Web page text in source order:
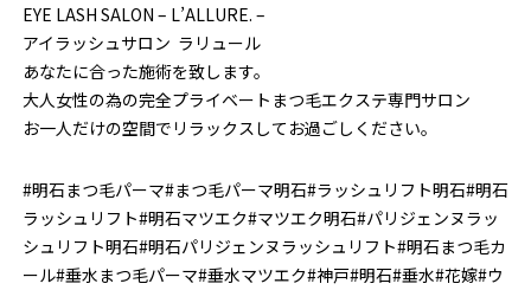
EYE LASH SALON – L’ALLURE. –
アイラッシュサロン ラリュール
あなたに合った施術を致します。
大人女性の為の完全プライベートまつ毛エクステ専門サロン
お一人だけの空間でリラックスしてお過ごしください。
#明石まつ毛パーマ#まつ毛パーマ明石#ラッシュリフト明石#明石
ラッシュリフト#明石マツエク#マツエク明石#パリジェンヌラッ
シュリフト明石#明石パリジェンヌラッシュリフト#明石まつ毛カ
ール#垂水まつ毛パーマ#垂水マツエク#神戸#明石#垂水#花嫁#ウ